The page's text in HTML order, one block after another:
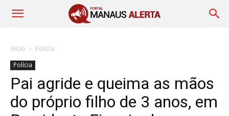
Início
Polícia
Polícia
Pai agride e queima as mãos
do próprio filho de 3 anos, em